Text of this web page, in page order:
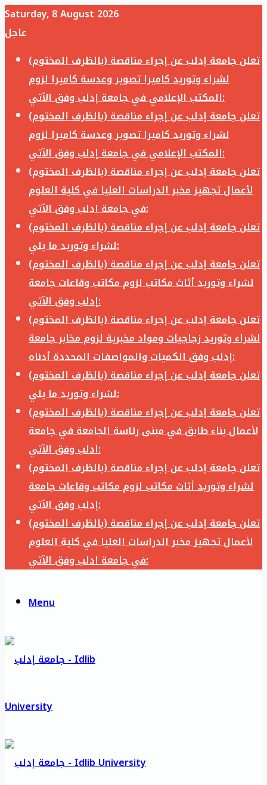
Saturday, 8 August 2026
عاجل
تعلن جامعة إدلب عن إجراء مناقصة (بالظرف المختوم)
لشراء وتوريد كاميرا تصوير وعدسة كاميرا لزوم
المكتب الإعلامي في جامعة إدلب وفق الآتي:
تعلن جامعة إدلب عن إجراء مناقصة (بالظرف المختوم)
لشراء وتوريد كاميرا تصوير وعدسة كاميرا لزوم
المكتب الإعلامي في جامعة إدلب وفق الآتي:
تعلن جامعة إدلب عن إجراء مناقصة (بالظرف المختوم)
لأعمال تجهيز مخبر الدراسات العليا في كلية العلوم
في جامعة ادلب وفق الآتي:
تعلن جامعة إدلب عن إجراء مناقصة (بالظرف المختوم)
لشراء وتوريد ما يلي:
تعلن جامعة إدلب عن إجراء مناقصة (بالظرف المختوم)
لشراء وتوريد أثاث مكاتب لزوم مكاتب وقاعات جامعة
إدلب وفق الآتي:
تعلن جامعة إدلب عن إجراء مناقصة (بالظرف المختوم)
لشراء وتوريد زجاجيات ومواد مخبرية لزوم مخابر جامعة
إدلب وفق الكميات والمواصفات المحددة أدناه:
تعلن جامعة إدلب عن إجراء مناقصة (بالظرف المختوم)
لشراء وتوريد ما يلي:
تعلن جامعة إدلب عن إجراء مناقصة (بالظرف المختوم)
لأعمال بناء طابق في مبنى رئاسة الجامعة في جامعة
ادلب وفق الآتي:
تعلن جامعة إدلب عن إجراء مناقصة (بالظرف المختوم)
لشراء وتوريد أثاث مكاتب لزوم مكاتب وقاعات جامعة
إدلب وفق الآتي:
تعلن جامعة إدلب عن إجراء مناقصة (بالظرف المختوم)
لأعمال تجهيز مخبر الدراسات العليا في كلية العلوم
في جامعة ادلب وفق الآتي:
Menu